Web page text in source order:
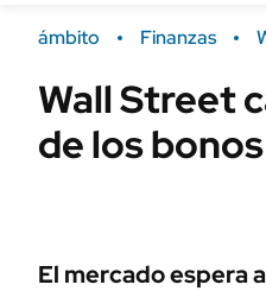
Campo
FINANZAS
ÁMBITO DEBATE
ámbito Finanzas
Wall Street
de los
El mercado espera